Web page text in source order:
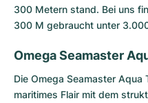
300 Metern stand. Bei uns
300 M gebraucht unter
Omega Seamaster
Die Omega Seamaster Aqua
maritimes Flair mit dem